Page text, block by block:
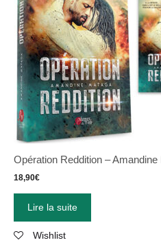
Opération Reddition –
18,90€
Lire la suite
Wishlist